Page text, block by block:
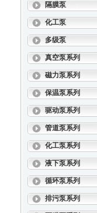
隔膜泵
化工泵
多级泵
真空泵系列
磁力泵系列
保温泵系列
驱动泵系列
管道泵系列
化工泵系列
液下泵系列
循环泵系列
排污泵系列